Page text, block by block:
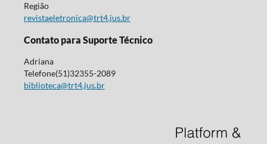
Região
revistaeletronica@trt4.jus.br
Contato para Suporte Técnico
Adriana
Telefone(51)32355-2089
biblioteca@trt4.jus.br